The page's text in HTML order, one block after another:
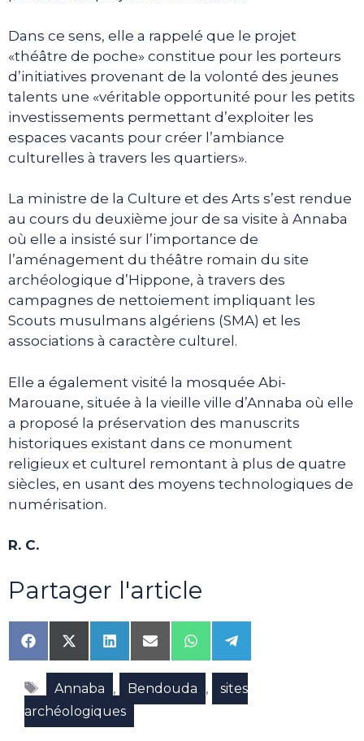
Dans ce sens, elle a rappelé que le projet
«théâtre de poche» constitue pour les porteurs
d’initiatives provenant de la volonté des jeunes
talents une «véritable opportunité pour les petits
investissements permettant d’exploiter les
espaces vacants pour créer l’ambiance
culturelles à travers les quartiers».
La ministre de la Culture et des Arts s’est rendue
au cours du deuxième jour de sa visite à Annaba
où elle a insisté sur l’importance de
l’aménagement du théâtre romain du site
archéologique d’Hippone, à travers des
campagnes de nettoiement impliquant les
Scouts musulmans algériens (SMA) et les
associations à caractère culturel.
Elle a également visité la mosquée Abi-
Marouane, située à la vieille ville d’Annaba où elle
a proposé la préservation des manuscrits
historiques existant dans ce monument
religieux et culturel remontant à plus de quatre
siècles, en usant des moyens technologiques de
numérisation.
R. C.
Partager l'article
Share
on
Facebook
Share
on
X
(Twitter)
Share
on
LinkedIn
Share
on
Email
Share
on
WhatsApp
Share
on
Telegram
Étiquettes
Annaba , Bendouda ,
sites
archéologiques